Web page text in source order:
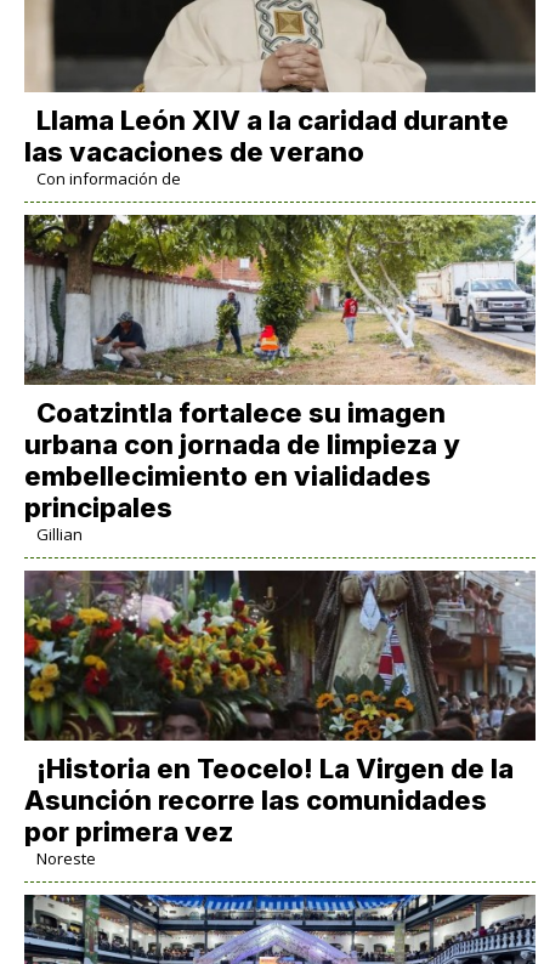
Llama León XIV a la caridad durante
las vacaciones de verano
Con información de
Coatzintla fortalece su imagen
urbana con jornada de limpieza y
embellecimiento en vialidades
principales
Gillian
​¡Historia en Teocelo! La Virgen de la
Asunción recorre las comunidades
por primera vez
Noreste